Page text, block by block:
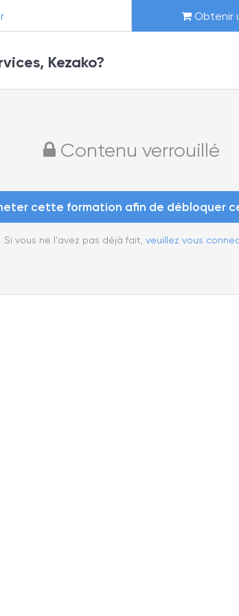
Obtenir
Kezako?
Contenu verrouillé
cette formation afin de débloquer
Si vous ne l'avez pas déjà fait, veuillez vous